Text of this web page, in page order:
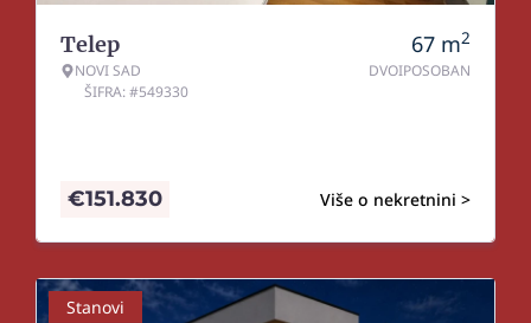
Telep
NOVI SAD
ŠIFRA: #549330
67 m2
DVOIPOSOBAN
Više o nekretnini >
€151.830
Stanovi